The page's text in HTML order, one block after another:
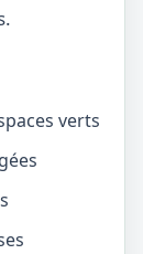
verts